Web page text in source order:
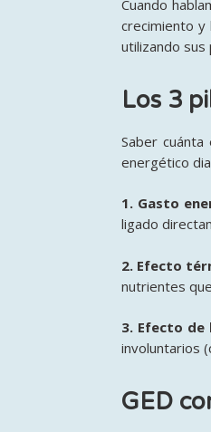
Cuando
crecimiento y
utilizando
Los 3
Saber
energético
1. Gasto
ligado
2. Efecto
nutrientes
3. Efecto de
involuntarios
GED